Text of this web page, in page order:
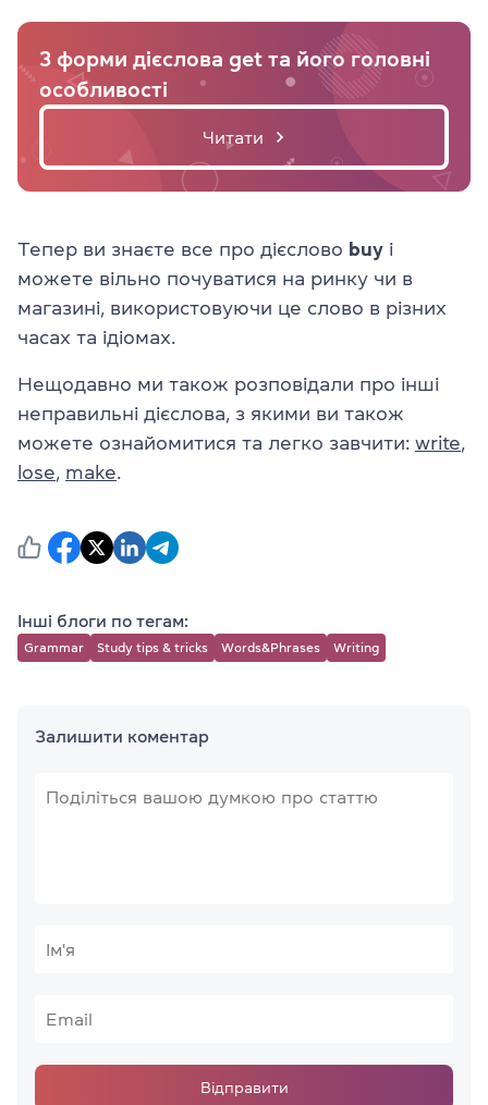
3 форми дієслова get та його головні
особливості
Читати
Тепер ви знаєте все про дієслово buy і
можете вільно почуватися на ринку чи в
магазині, використовуючи це слово в різних
часах та ідіомах.
Нещодавно ми також розповідали про інші
неправильні дієслова, з якими ви також
можете ознайомитися та легко завчити: write
lose
make
Інші блоги по тегам:
Grammar Study tips & tricks Words&Phrases Writing
Залишити коментар
Відправити